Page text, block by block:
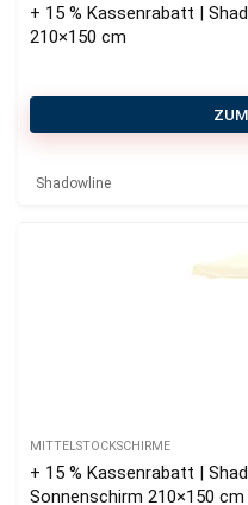
+ 15 % Kassenrabatt |
210×150 cm
Shadowline
MITTELSTOCKSCHIRME
+ 15 % Kassenrabatt |
Sonnenschirm 210×150 cm